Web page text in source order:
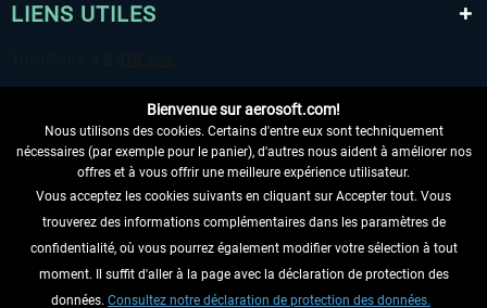
LIENS UTILES
RENONCER AU CONTRAT ICI
INFORMATIONS
NE MANQUEZ PAS LES DERNIÈRES
Bienvenue sur aerosoft.com!
Nous utilisons des cookies. Certains d'entre eux sont techniquement
nécessaires (par exemple pour le panier), d'autres nous aident à améliorer nos
offres et à vous offrir une meilleure expérience utilisateur.
Vous acceptez les cookies suivants en cliquant sur Accepter tout. Vous
trouverez des informations complémentaires dans les paramètres de
confidentialité, où vous pourrez également modifier votre sélection à tout
moment. Il suffit d'aller à la page avec la déclaration de protection des
données. Consultez notre déclaration de protection des données.